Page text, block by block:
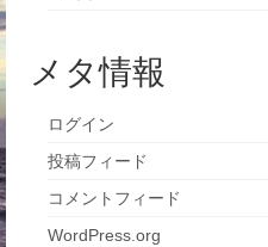
メタ情報
ログイン
投稿フィード
コメントフィード
WordPress.org